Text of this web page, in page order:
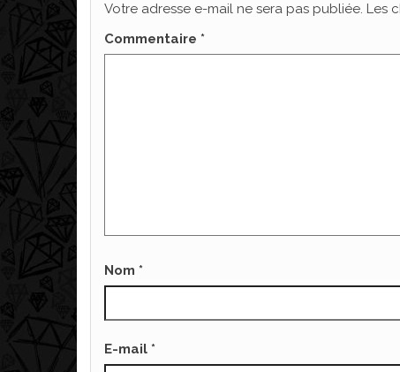
Votre adresse e-mail ne sera pas publiée. Les
Commentaire *
Nom *
E-mail *